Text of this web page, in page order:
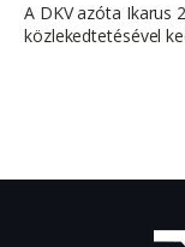
A DKV azóta Ikarus
közlekedtetésével